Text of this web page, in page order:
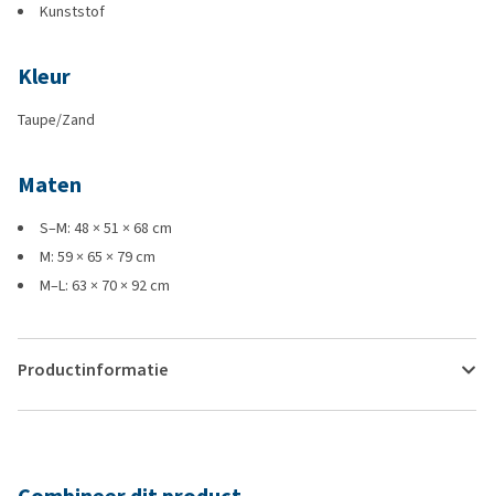
Kunststof
Kleur
Taupe/Zand
Maten
S–M: 48 × 51 × 68 cm
M: 59 × 65 × 79 cm
M–L: 63 × 70 × 92 cm
Productinformatie